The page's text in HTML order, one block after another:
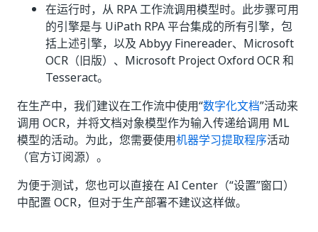
在运行时，从 RPA 工作流调用模型时。此步骤可用
的引擎是与 UiPath RPA 平台集成的所有引擎，包
括上述引擎，以及 Abbyy Finereader、Microsoft
OCR（旧版）、Microsoft Project Oxford OCR 和
Tesseract。
在生产中，我们建议在工作流中使用“数字化文档”活动来
调用 OCR，并将文档对象模型作为输入传递给调用 ML
模型的活动。为此，您需要使用机器学习提取程序活动
（官方订阅源）。
为便于测试，您也可以直接在 AI Center（“设置”窗口）
中配置 OCR，但对于生产部署不建议这样做。